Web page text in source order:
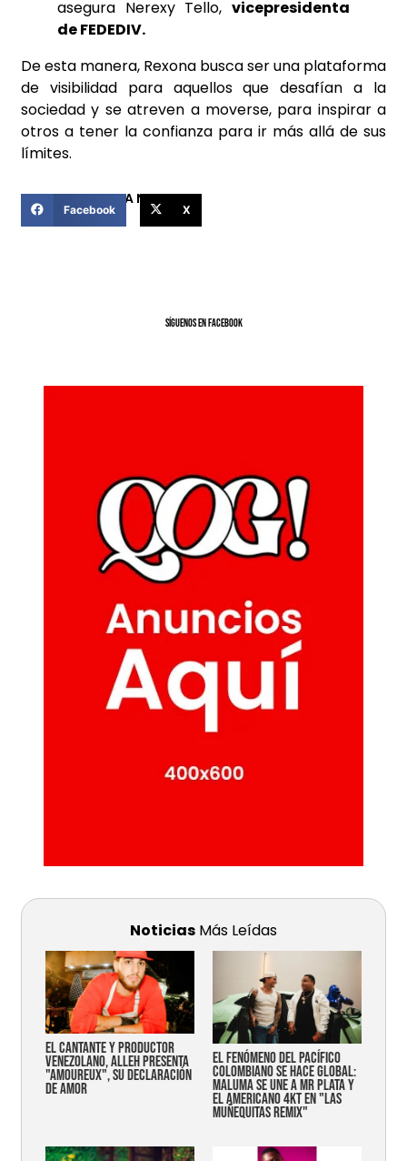
asegura Nerexy Tello, vicepresidenta
de FEDEDIV.
De esta manera, Rexona busca ser una plataforma
de visibilidad para aquellos que desafían a la
sociedad y se atreven a moverse, para inspirar a
otros a tener la confianza para ir más allá de sus
límites.
COMPARTIR ESTA NOTICIA
Facebook X
SíGUENOS EN FACEBOOK
Noticias Más Leídas
EL CANTANTE Y PRODUCTOR
VENEZOLANO, ALLEH PRESENTA
"AMOUREUX", SU DECLARACIÓN
DE AMOR
EL FENÓMENO DEL PACÍFICO
COLOMBIANO SE HACE GLOBAL:
MALUMA SE UNE A MR PLATA Y
EL AMERICANO 4KT EN "LAS
MUÑEQUITAS REMIX"